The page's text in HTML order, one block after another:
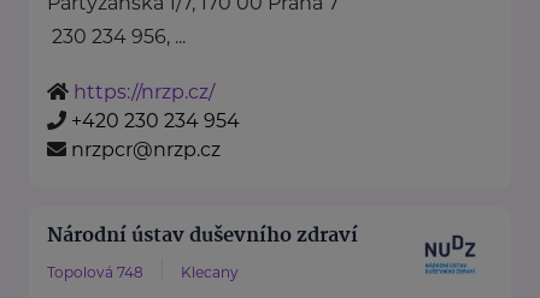
230 234 956, ...
https://nrzp.cz/
+420 230 234 954
nrzpcr@nrzp.cz
Národní ústav duševního zdraví
Topolová 748 Klecany